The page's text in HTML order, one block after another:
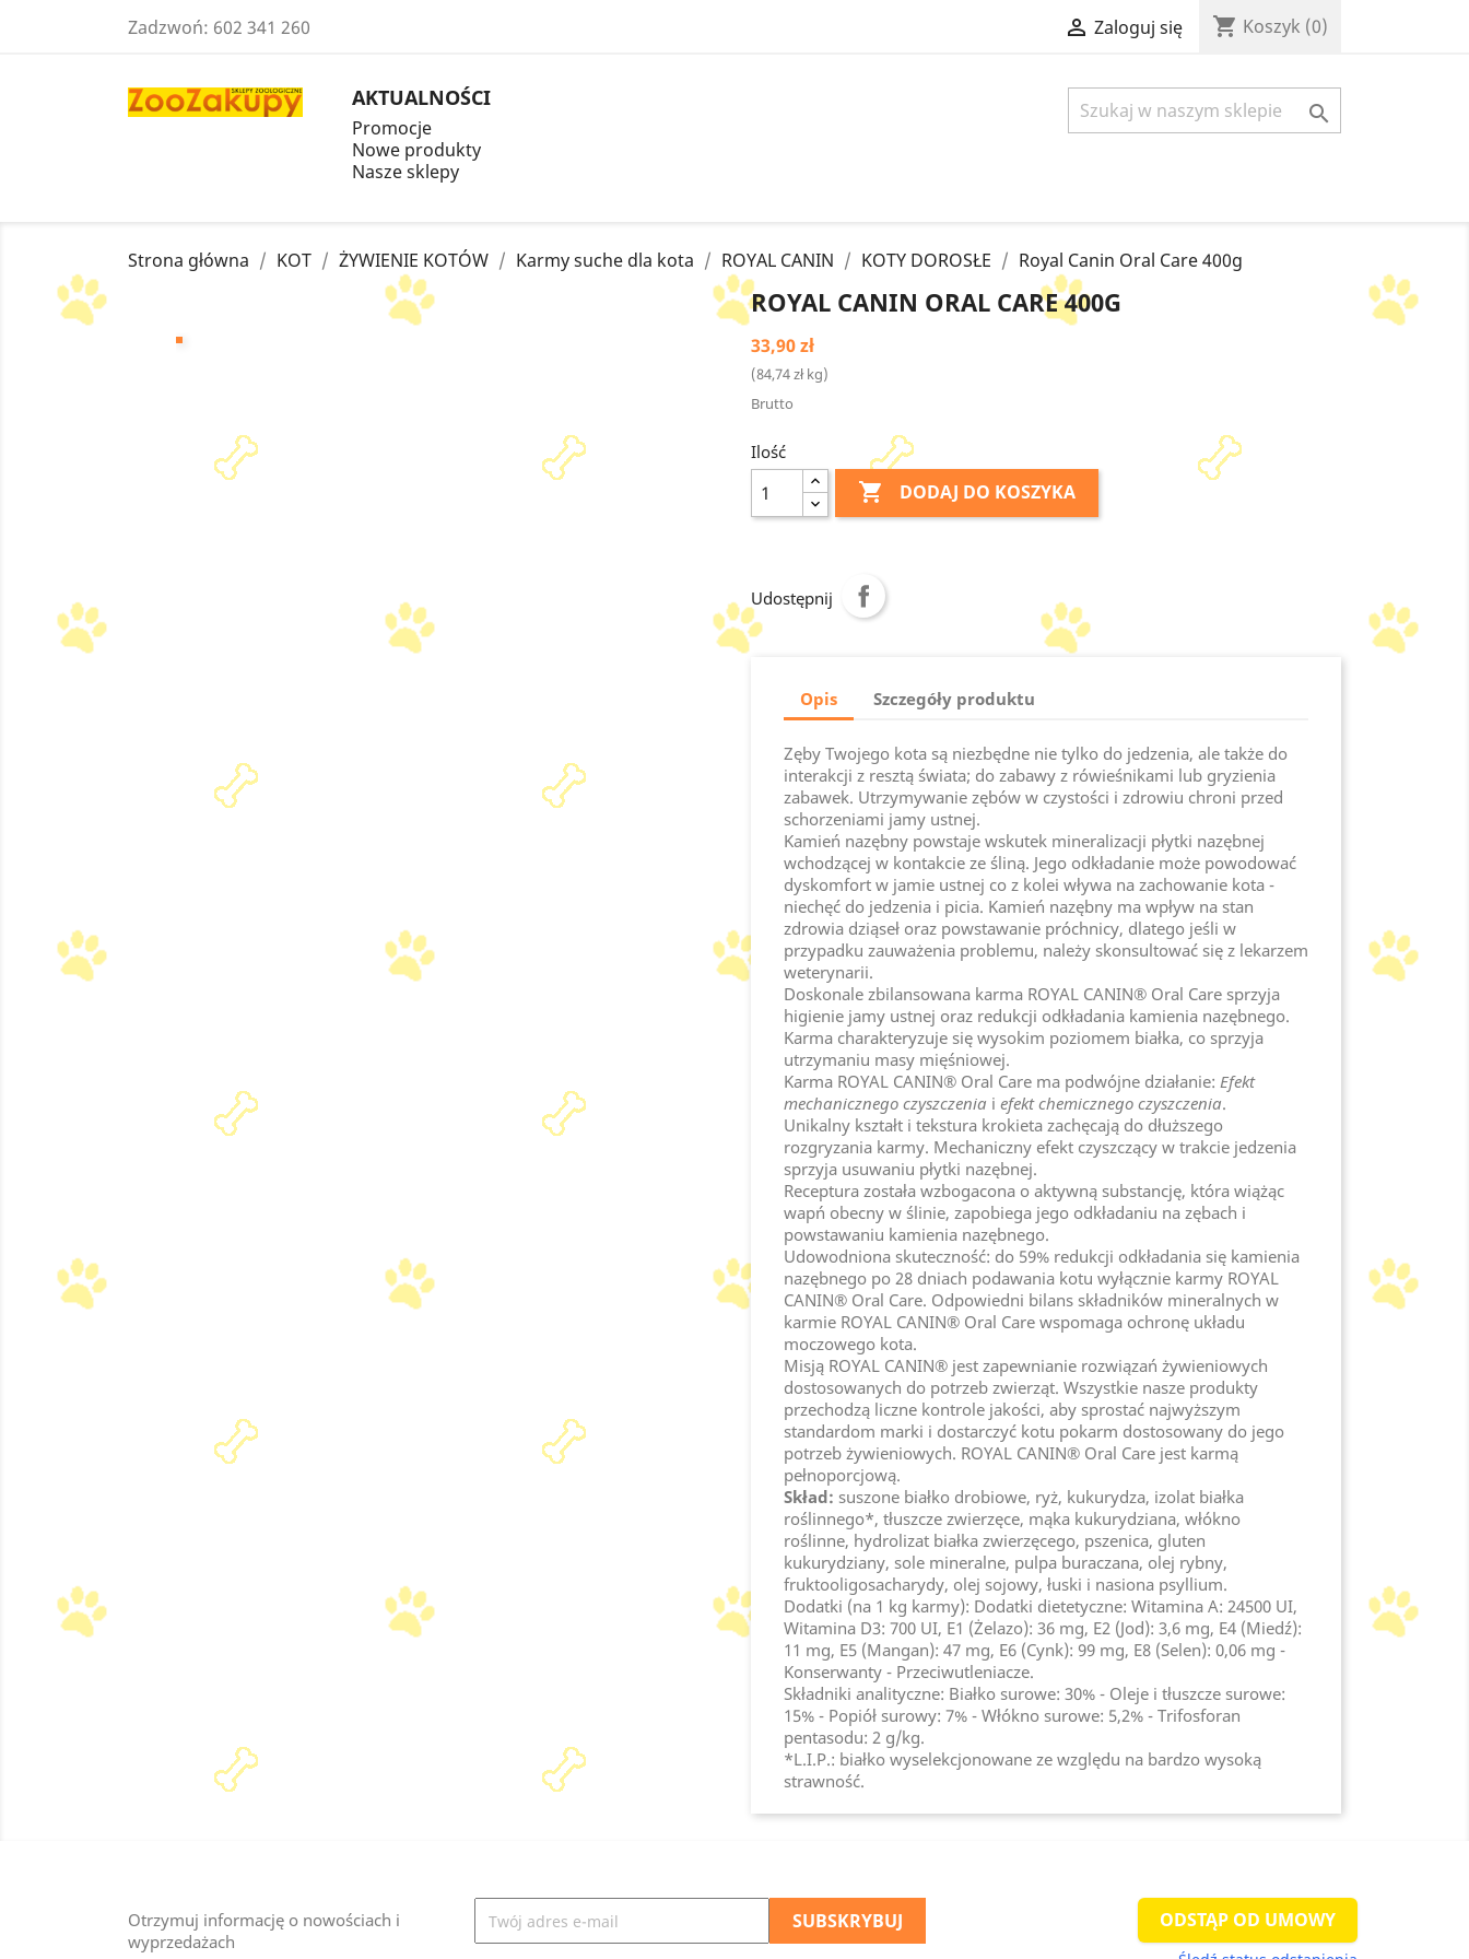
Zadzwoń: 602 341 260  Zaloguj się shopping_cart Koszyk (0)
AKTUALNOŚCI
Promocje
Nowe produkty
Nasze sklepy

Strona główna KOT ŻYWIENIE KOTÓW Karmy suche dla kota ROYAL CANIN KOTY DOROSŁE Royal Canin Oral Care 400g
ROYAL CANIN ORAL CARE 400G
33,90 zł
(84,74 zł kg)
Brutto
Ilość
 DODAJ DO KOSZYKA
Udostępnij
Opis Szczegóły produktu
Zęby Twojego kota są niezbędne nie tylko do jedzenia, ale także do
interakcji z resztą świata; do zabawy z rówieśnikami lub gryzienia
zabawek. Utrzymywanie zębów w czystości i zdrowiu chroni przed
schorzeniami jamy ustnej.
Kamień nazębny powstaje wskutek mineralizacji płytki nazębnej
wchodzącej w kontakcie ze śliną. Jego odkładanie może powodować
dyskomfort w jamie ustnej co z kolei wływa na zachowanie kota -
niechęć do jedzenia i picia. Kamień nazębny ma wpływ na stan
zdrowia dziąseł oraz powstawanie próchnicy, dlatego jeśli w
przypadku zauważenia problemu, należy skonsultować się z lekarzem
weterynarii.
Doskonale zbilansowana karma ROYAL CANIN® Oral Care sprzyja
higienie jamy ustnej oraz redukcji odkładania kamienia nazębnego.
Karma charakteryzuje się wysokim poziomem białka, co sprzyja
utrzymaniu masy mięśniowej.
Karma ROYAL CANIN® Oral Care ma podwójne działanie: Efekt
mechanicznego czyszczenia i efekt chemicznego czyszczenia.
Unikalny kształt i tekstura krokieta zachęcają do dłuższego
rozgryzania karmy. Mechaniczny efekt czyszczący w trakcie jedzenia
sprzyja usuwaniu płytki nazębnej.
Receptura została wzbogacona o aktywną substancję, która wiążąc
wapń obecny w ślinie, zapobiega jego odkładaniu na zębach i
powstawaniu kamienia nazębnego.
Udowodniona skuteczność: do 59% redukcji odkładania się kamienia
nazębnego po 28 dniach podawania kotu wyłącznie karmy ROYAL
CANIN® Oral Care. Odpowiedni bilans składników mineralnych w
karmie ROYAL CANIN® Oral Care wspomaga ochronę układu
moczowego kota.
Misją ROYAL CANIN® jest zapewnianie rozwiązań żywieniowych
dostosowanych do potrzeb zwierząt. Wszystkie nasze produkty
przechodzą liczne kontrole jakości, aby sprostać najwyższym
standardom marki i dostarczyć kotu pokarm dostosowany do jego
potrzeb żywieniowych. ROYAL CANIN® Oral Care jest karmą
pełnoporcjową.
Skład: suszone białko drobiowe, ryż, kukurydza, izolat białka
roślinnego*, tłuszcze zwierzęce, mąka kukurydziana, włókno
roślinne, hydrolizat białka zwierzęcego, pszenica, gluten
kukurydziany, sole mineralne, pulpa buraczana, olej rybny,
fruktooligosacharydy, olej sojowy, łuski i nasiona psyllium.
Dodatki (na 1 kg karmy): Dodatki dietetyczne: Witamina A: 24500 UI,
Witamina D3: 700 UI, E1 (Żelazo): 36 mg, E2 (Jod): 3,6 mg, E4 (Miedź):
11 mg, E5 (Mangan): 47 mg, E6 (Cynk): 99 mg, E8 (Selen): 0,06 mg -
Konserwanty - Przeciwutleniacze.
Składniki analityczne: Białko surowe: 30% - Oleje i tłuszcze surowe:
15% - Popiół surowy: 7% - Włókno surowe: 5,2% - Trifosforan
pentasodu: 2 g/kg.
*L.I.P.: białko wyselekcjonowane ze względu na bardzo wysoką
strawność.
Otrzymuj informację o nowościach i
wyprzedażach
ODSTĄP OD UMOWY